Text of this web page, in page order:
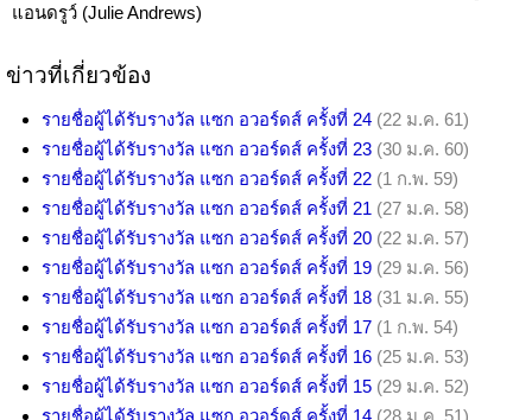
แอนดรูว์ (Julie Andrews)
ข่าวที่เกี่ยวข้อง
รายชื่อผู้ได้รับรางวัล แซก อวอร์ดส์ ครั้งที่ 24 (22 ม.ค. 61)
รายชื่อผู้ได้รับรางวัล แซก อวอร์ดส์ ครั้งที่ 23 (30 ม.ค. 60)
รายชื่อผู้ได้รับรางวัล แซก อวอร์ดส์ ครั้งที่ 22 (1 ก.พ. 59)
รายชื่อผู้ได้รับรางวัล แซก อวอร์ดส์ ครั้งที่ 21 (27 ม.ค. 58)
รายชื่อผู้ได้รับรางวัล แซก อวอร์ดส์ ครั้งที่ 20 (22 ม.ค. 57)
รายชื่อผู้ได้รับรางวัล แซก อวอร์ดส์ ครั้งที่ 19 (29 ม.ค. 56)
รายชื่อผู้ได้รับรางวัล แซก อวอร์ดส์ ครั้งที่ 18 (31 ม.ค. 55)
รายชื่อผู้ได้รับรางวัล แซก อวอร์ดส์ ครั้งที่ 17 (1 ก.พ. 54)
รายชื่อผู้ได้รับรางวัล แซก อวอร์ดส์ ครั้งที่ 16 (25 ม.ค. 53)
รายชื่อผู้ได้รับรางวัล แซก อวอร์ดส์ ครั้งที่ 15 (29 ม.ค. 52)
รายชื่อผู้ได้รับรางวัล แซก อวอร์ดส์ ครั้งที่ 14 (28 ม.ค. 51)